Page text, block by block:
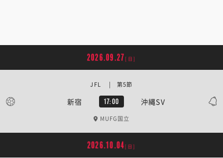
2026.09.27 [日]
新宿 17:00 沖縄SV
JFL | 第5節
MUFG国立
2026.10.04[日]